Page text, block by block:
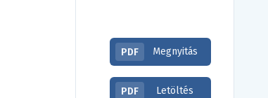
PDF Megnyitás
PDF Letöltés